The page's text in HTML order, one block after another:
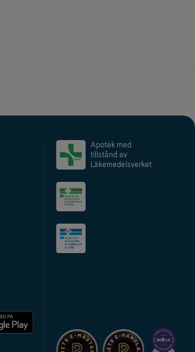
Apotek med
tillstånd av
Läkemedelsverket